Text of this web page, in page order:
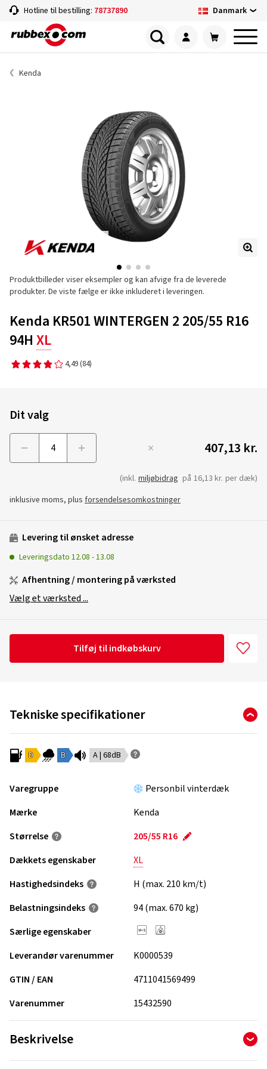
Hotline til bestilling: 78737890 Danmark
Kenda
Produktbilleder viser eksempler og kan afvige fra de leverede
produkter. De viste fælge er ikke inkluderet i leveringen.
Kenda KR501 WINTERGEN 2 205/55 R16
94H XL
4,49 (84)
Dit valg
407,13 kr.
(inkl. miljøbidrag på 16,13 kr. per dæk)
inklusive moms, plus forsendelsesomkostninger
Levering til ønsket adresse
Leveringsdato 12.08 -13.08
Afhentning / montering på værksted
Vælg et værksted ...
Tilføj til indkøbskurv
Tekniske specifikationer
D B A | 68dB
Varegruppe
Personbil vinterdæk
Mærke
Kenda
Størrelse
205/55 R16
Dækkets egenskaber
XL
Hastighedsindeks
H (max. 210 km/t)
Belastningsindeks
94 (max. 670 kg)
Særlige egenskaber
Leverandør varenummer
K0000539
GTIN / EAN
4711041569499
Varenummer
15432590
Beskrivelse
KENDAs KR501 WINTERGEN 2 er specielt udviklet til kravene